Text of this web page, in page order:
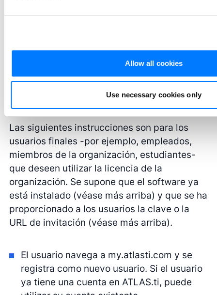
Allow all cookies
Use necessary cookies only
el administrador de TI puede necesitar
Uso de su Licencia Compartida
Las siguientes instrucciones son para los
usuarios finales -por ejemplo, empleados,
miembros de la organización, estudiantes-
que deseen utilizar la licencia de la
organización. Se supone que el software ya
está instalado (véase más arriba) y que se ha
proporcionado a los usuarios la clave o la
URL de invitación (véase más arriba).
El usuario navega a my.atlasti.com y se
registra como nuevo usuario. Si el usuario
ya tiene una cuenta en ATLAS.ti, puede